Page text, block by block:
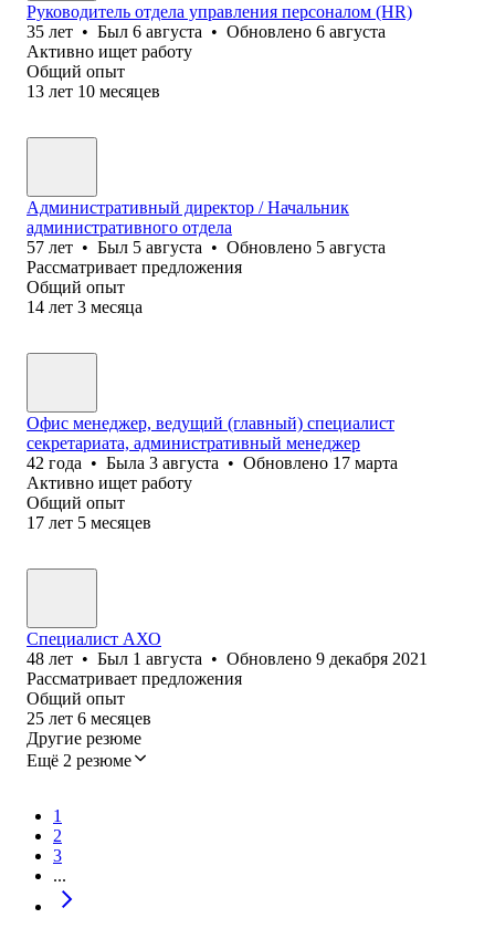
Руководитель отдела управления персоналом (HR)
35 лет • Был 6 августа • Обновлено 6 августа
Активно ищет работу
Общий опыт
13 лет 10 месяцев
Административный директор / Начальник
административного отдела
57 лет • Был 5 августа • Обновлено 5 августа
Рассматривает предложения
Общий опыт
14 лет 3 месяца
Офис менеджер, ведущий (главный) специалист
секретариата, административный менеджер
42 года • Была 3 августа • Обновлено 17 марта
Активно ищет работу
Общий опыт
17 лет 5 месяцев
Специалист АХО
48 лет • Был 1 августа • Обновлено 9 декабря 2021
Рассматривает предложения
Общий опыт
25 лет 6 месяцев
Другие резюме
Ещё 2 резюме
1
2
3
...